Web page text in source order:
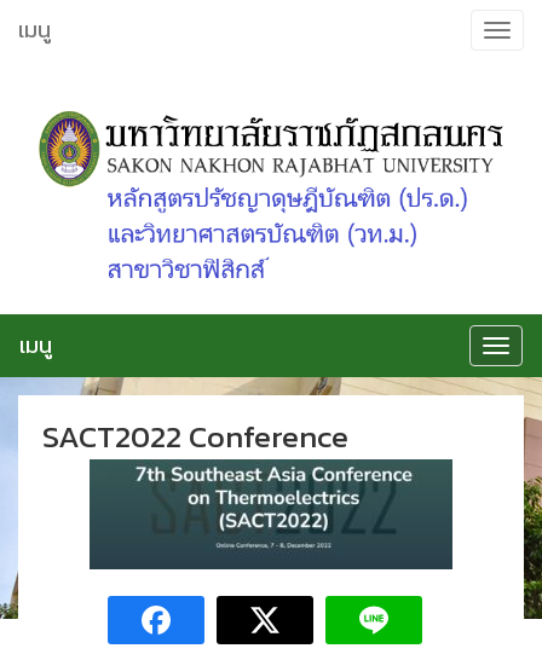
ไป
Toggle
เมนู
Toggle
เมนู
SACT2022 Conference